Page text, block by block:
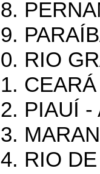
RIO
PIAUÍ
RIO